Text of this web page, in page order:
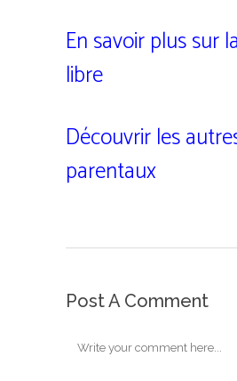
En savoir plus sur
libre
Découvrir les
parentaux
Post A Comment